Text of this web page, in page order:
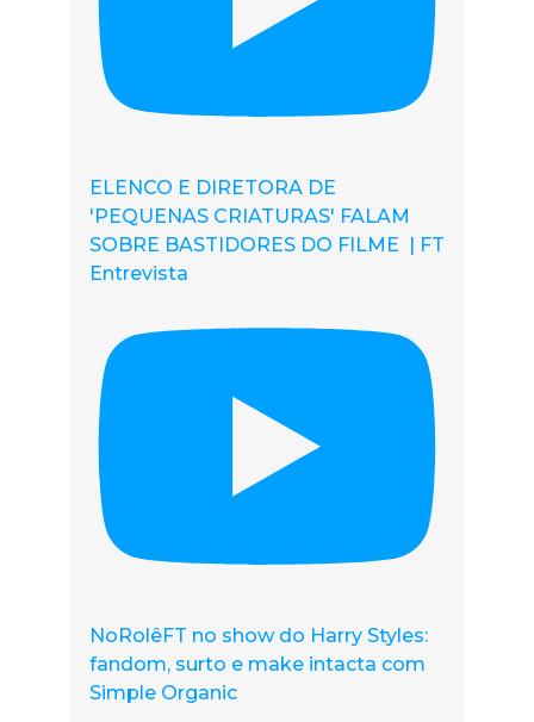
ELENCO E DIRETORA DE
'PEQUENAS CRIATURAS' FALAM
SOBRE BASTIDORES DO FILME | FT
Entrevista
NoRolêFT no show do Harry Styles:
fandom, surto e make intacta com
Simple Organic